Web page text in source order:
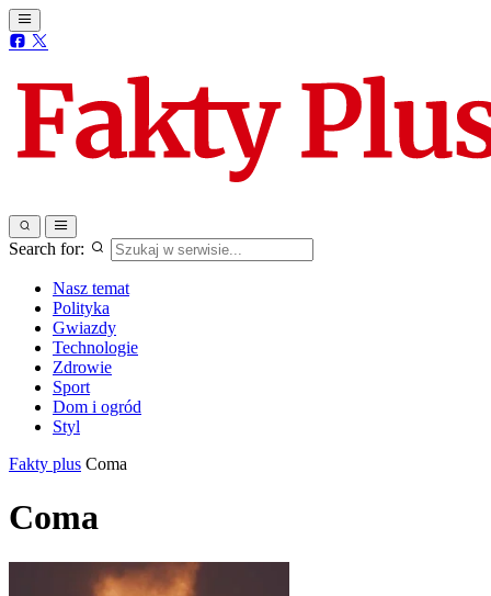
Search for:
Nasz temat
Polityka
Gwiazdy
Technologie
Zdrowie
Sport
Dom i ogród
Styl
Fakty plus Coma
Coma